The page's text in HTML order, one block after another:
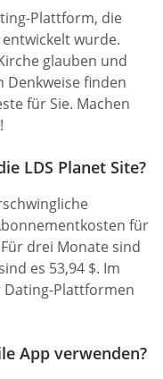
Plattform, die
wurde.
glauben und
finden
für Sie. Machen
LDS Planet Site?
für
drei Monate sind
es 53,94 $. Im
Dating-Plattformen
App verwenden?